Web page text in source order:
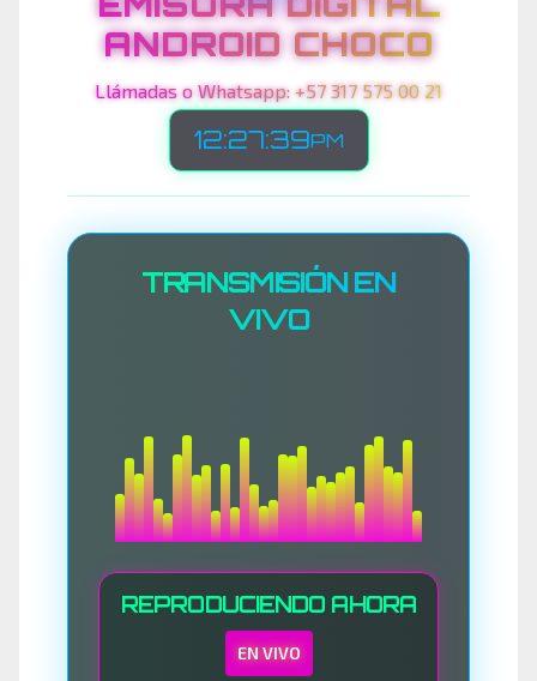
ANDROID CHOCO
Llámadas o Whatsapp: +57 317 575 00 21
12:27:41PM
TRANSMISIÓN EN
VIVO
REPRODUCIENDO AHORA
EN VIVO